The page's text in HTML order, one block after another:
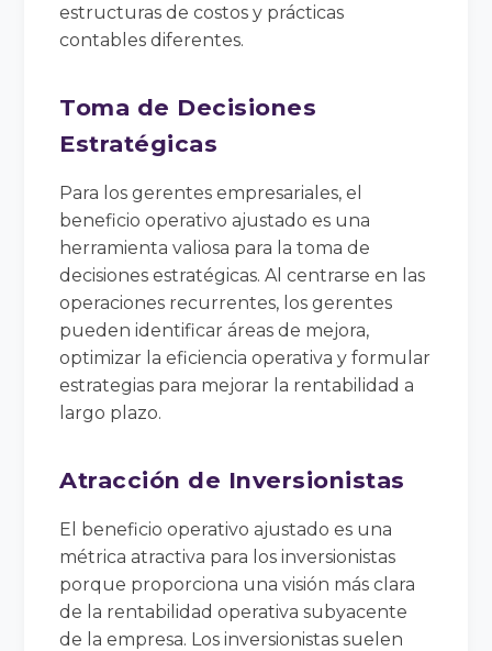
estructuras de costos y prácticas
contables diferentes.
Toma de Decisiones
Estratégicas
Para los gerentes empresariales, el
beneficio operativo ajustado es una
herramienta valiosa para la toma de
decisiones estratégicas. Al centrarse en las
operaciones recurrentes, los gerentes
pueden identificar áreas de mejora,
optimizar la eficiencia operativa y formular
estrategias para mejorar la rentabilidad a
largo plazo.
Atracción de Inversionistas
El beneficio operativo ajustado es una
métrica atractiva para los inversionistas
porque proporciona una visión más clara
de la rentabilidad operativa subyacente
de la empresa. Los inversionistas suelen